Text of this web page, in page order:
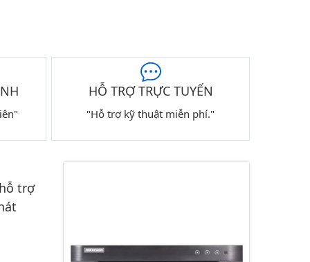
HỖ TRỢ TRỰC TUYẾN
"Hỗ trợ kỹ thuật miễn phí."
trợ